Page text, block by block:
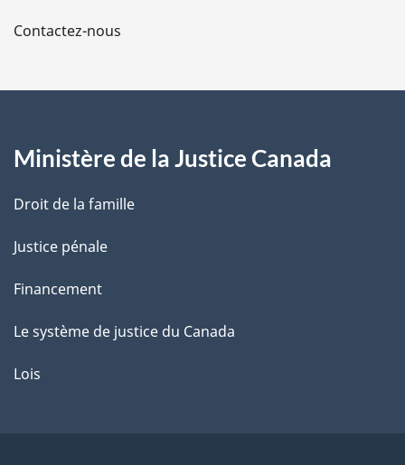
a
e
Contactez-nous
Ministère de la Justice Canada
Droit de la famille
Justice pénale
Financement
Le système de justice du Canada
Lois